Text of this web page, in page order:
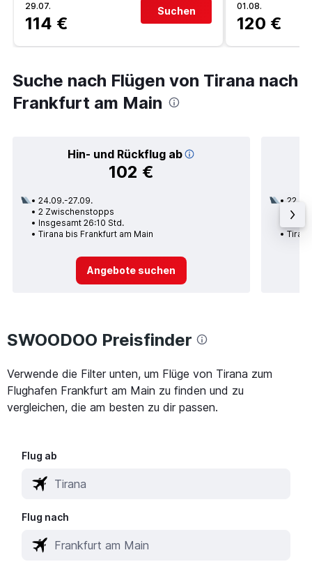
29.07.
114 €
Suchen
01.08.
120 €
Suche nach Flügen von Tirana nach
Frankfurt am Main
Hin- und Rückflug ab
102 €
24.09.-27.09.
2 Zwischenstopps
Insgesamt 26:10 Std.
Tirana bis Frankfurt am Main
Angebote suchen
22.09.
1
SWOODOO Preisfinder
Verwende die Filter unten, um Flüge von Tirana zum
Flughafen Frankfurt am Main zu finden und zu
vergleichen, die am besten zu dir passen.
Flug ab
Flug nach